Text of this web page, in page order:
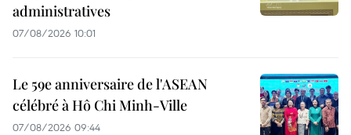
administratives
07/08/2026 10:01
Le 59e anniversaire de l'ASEAN
célébré à Hô Chi Minh-Ville
07/08/2026 09:44